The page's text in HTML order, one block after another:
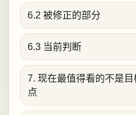
6.2 被修正的部分
6.3 当前判断
7. 现在最值得看的不是
点